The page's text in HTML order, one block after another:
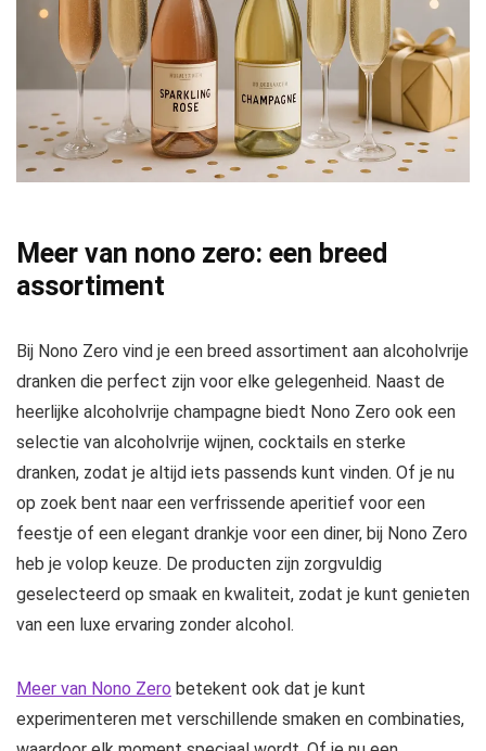
Meer van nono zero: een breed
assortiment
Bij Nono Zero vind je een breed assortiment aan alcoholvrije
dranken die perfect zijn voor elke gelegenheid. Naast de
heerlijke alcoholvrije champagne biedt Nono Zero ook een
selectie van alcoholvrije wijnen, cocktails en sterke
dranken, zodat je altijd iets passends kunt vinden. Of je nu
op zoek bent naar een verfrissende aperitief voor een
feestje of een elegant drankje voor een diner, bij Nono Zero
heb je volop keuze. De producten zijn zorgvuldig
geselecteerd op smaak en kwaliteit, zodat je kunt genieten
van een luxe ervaring zonder alcohol.
Meer van Nono Zero betekent ook dat je kunt
experimenteren met verschillende smaken en combinaties,